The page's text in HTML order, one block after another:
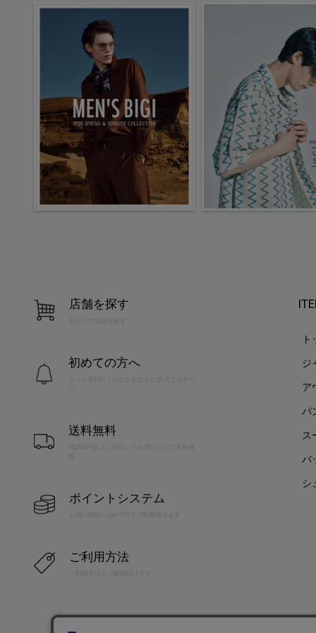
店舗を探す
お近くの店舗を探す
初めての方へ
送料無料
10,000円以上（税込）のお買い上げで送料無
ポイントシステム
お買い物毎に1pt=1円でご利用頂けます
ご利用方法
ジ
ア
パ
ス
バ
シ